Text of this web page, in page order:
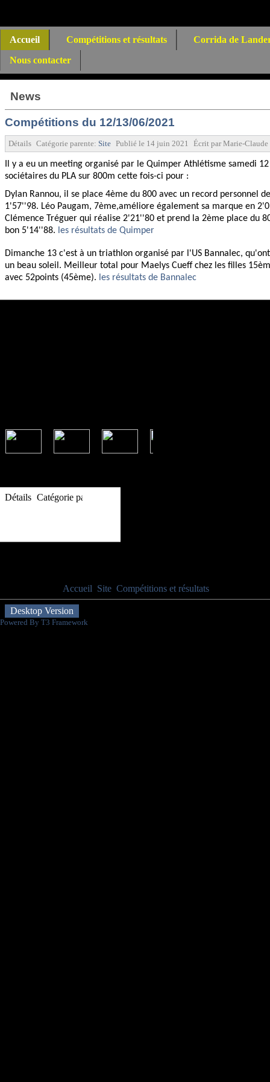
Accueil Compétitions et résultats
Corrida de
Nous contacter
News
Compétitions du 12/13/06/2021
Détails Catégorie parente: Site Publié le 14 juin 2021 Écrit parMarie-Claude
Il y a eu un meeting organisé par le Quimper Athlétisme samedi
sociétaires du PLA sur 800m cette fois-ci pour :
Dylan Rannou, il se place 4ème du 800 avec un record personnel
1'57''98. Léo Paugam, 7ème,améliore également sa marque en
Clémence Tréguer qui réalise 2'21''80 et prend la 2ème place du
bon 5'14''88. les résultats de Quimper
Dimanche 13 c'est à un triathlon organisé par l'US Bannalec,
un beau soleil. Meilleur total pour Maelys Cueff chez les filles
avec 52points (45ème). les résultats de Bannalec
Détails Catégorie parente:
Accueil Site Compétitions et résultats
Desktop Version
Powered By T3 Framework